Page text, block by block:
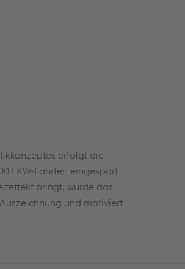
erfolgt die
LKW-Fahrten eingespart
bringt, wurde das
und motiviert